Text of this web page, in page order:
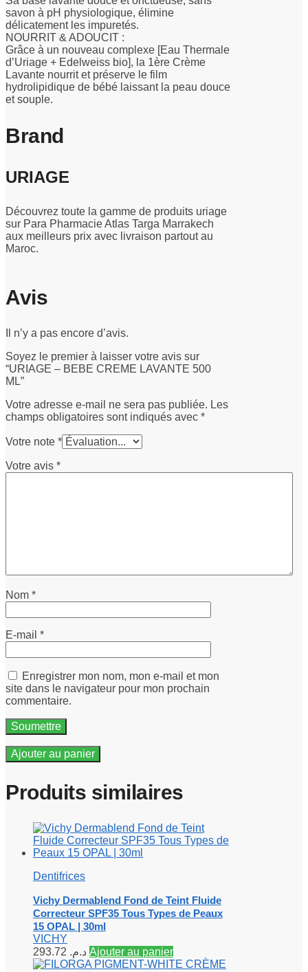
savon à pH physiologique, élimine
délicatement les impuretés.
NOURRIT & ADOUCIT :
Grâce à un nouveau complexe [Eau Thermale
d’Uriage + Edelweiss bio], la 1ère Crème
Lavante nourrit et préserve le film
hydrolipidique de bébé laissant la peau douce
et souple.
Brand
URIAGE
Découvrez toute la gamme de produits uriage
sur Para Pharmacie Atlas Targa Marrakech
aux meilleurs prix avec livraison partout au
Maroc.
Avis
Il n’y a pas encore d’avis.
Soyez le premier à laisser votre avis sur
“URIAGE – BEBE CREME LAVANTE 500
ML”
Votre adresse e-mail ne sera pas publiée. Les
champs obligatoires sont indiqués avec *
Votre note *
Votre avis *
Nom *
E-mail *
Enregistrer mon nom, mon e-mail et mon
site dans le navigateur pour mon prochain
commentaire.
Ajouter au panier
Produits similaires
Dentifrices
Vichy Dermablend Fond de Teint Fluide
Correcteur SPF35 Tous Types de Peaux
15 OPAL | 30ml
VICHY
د.م. Ajouter au panier